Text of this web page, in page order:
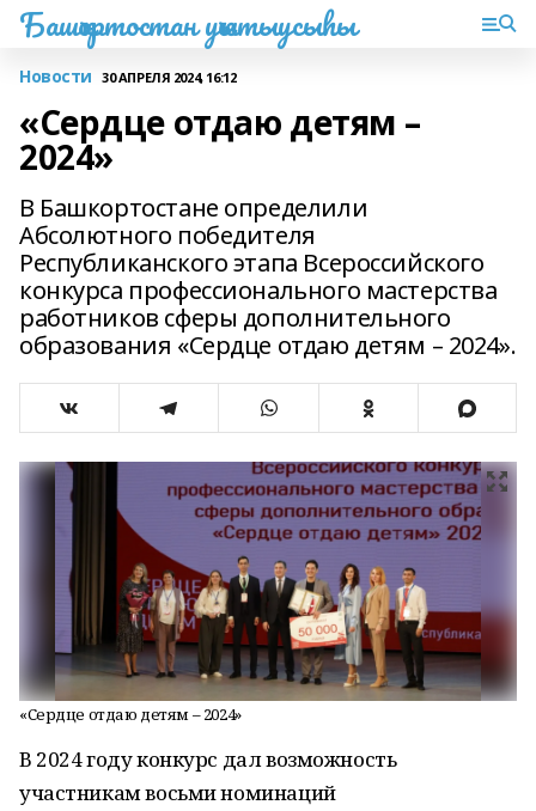
Башҡортостан уҡытыусыһы
Новости 30 АПРЕЛЯ 2024, 16:12
«Сердце отдаю детям –
2024»
В Башкортостане определили
Абсолютного победителя
Республиканского этапа Всероссийского
конкурса профессионального мастерства
работников сферы дополнительного
образования «Сердце отдаю детям – 2024».
«Сердце отдаю детям – 2024»
В 2024 году конкурс дал возможность
участникам восьми номинаций